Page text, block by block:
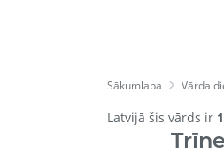
Sākumlapa Vārda
Latvijā šis vārds ir
Trīne